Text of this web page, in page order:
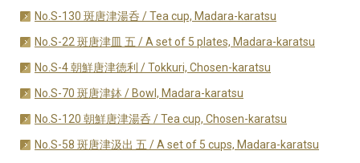
No.S-130 斑唐津湯呑 / Tea cup, Madara-karatsu
No.S-22 斑唐津皿 五 / A set of 5 plates, Madara-karatsu
No.S-4 朝鮮唐津徳利 / Tokkuri, Chosen-karatsu
No.S-70 斑唐津鉢 / Bowl, Madara-karatsu
No.S-120 朝鮮唐津湯呑 / Tea cup, Chosen-karatsu
No.S-58 斑唐津汲出 五 / A set of 5 cups, Madara-karatsu